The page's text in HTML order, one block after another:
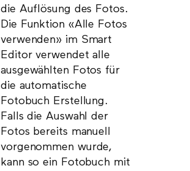
die Auflösung des Fotos.
Die Funktion «Alle Fotos
verwenden» im Smart
Editor verwendet alle
ausgewählten Fotos für
die automatische
Fotobuch Erstellung.
Falls die Auswahl der
Fotos bereits manuell
vorgenommen wurde,
kann so ein Fotobuch mit